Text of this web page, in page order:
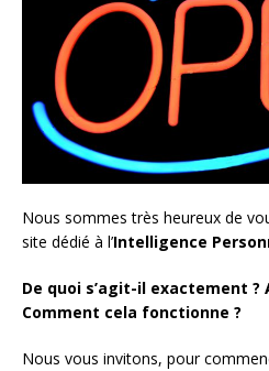
Nous sommes très heureux de
site dédié à l’Intelligence
De quoi s’agit-il exactement ?
Comment cela fonctionne ?
Nous vous invitons, pour